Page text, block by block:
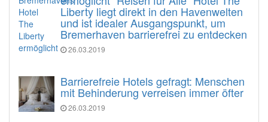
Liberty liegt direkt in den Havenwelten
und ist idealer Ausgangspunkt, um
Bremerhaven barrierefrei zu entdecken
26.03.2019
Barrierefreie Hotels gefragt: Menschen
mit Behinderung verreisen immer öfter
26.03.2019